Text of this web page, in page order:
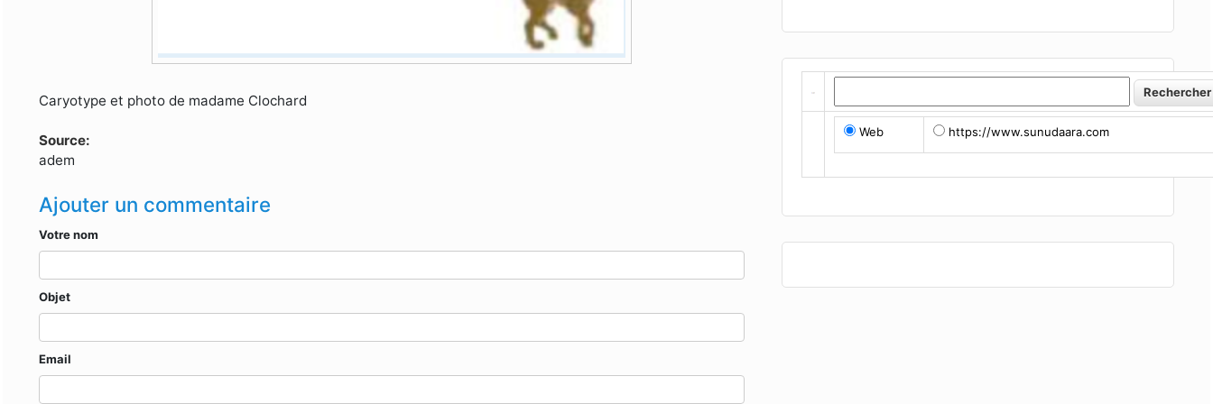
Caryotype et photo de madame Clochard
Source:
adem
Ajouter un commentaire
Votre nom
Objet
Email
Web https://www.sunudaara.com